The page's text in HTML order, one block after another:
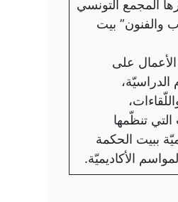
المجمع التونسي
والفنون” بيت
على
الدراسيّة،
تنظّمها
ببيت الحكمة
الأكاديميّة.